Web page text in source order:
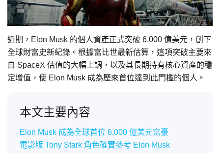
近期，Elon Musk 的個人資產正式突破 6,000 億美元，創下
全球財富史新紀錄。根據富比世最新估算，這項突破主要來
自 SpaceX 估值的大幅上調，以及其長期持有核心資產的穩
定增值，使 Elon Musk 成為歷來首位達到此門檻的個人。
本文主要內容
Elon Musk 成為全球首位 6,000 億美元富豪
電影版 Tony Stark 角色確實參考 Elon Musk